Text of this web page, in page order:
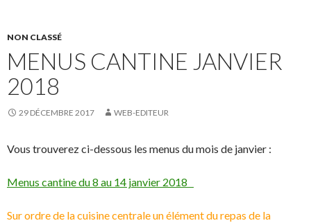
NON CLASSÉ
MENUS CANTINE JANVIER
2018
29 DÉCEMBRE 2017 WEB-EDITEUR
Vous trouverez ci-dessous les menus du mois de janvier :
Menus cantine du 8 au 14 janvier 2018
Sur ordre de la cuisine centraleun élément du repas de la